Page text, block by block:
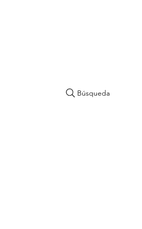
Búsqueda